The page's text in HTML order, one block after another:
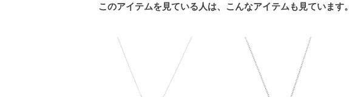
このアイテムを見ている人は、こんなアイテムも見ています。